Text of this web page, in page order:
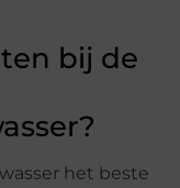
bij de
het beste